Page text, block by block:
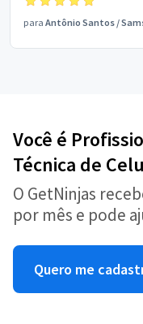
para Antônio Santos /
Você é
Técnica de
O GetNinjas
por mês e pode
Quero me